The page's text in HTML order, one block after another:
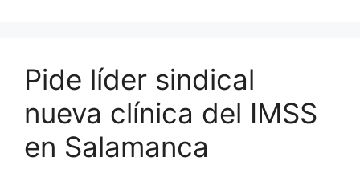
Pide líder sindical
nueva clínica del IMSS
en Salamanca